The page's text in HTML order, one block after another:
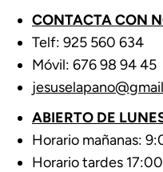
CONTACTA CON
Telf: 925 560 634
Móvil: 676 98 94 45
ABIERTO DE
Horario mañanas:
Horario tardes